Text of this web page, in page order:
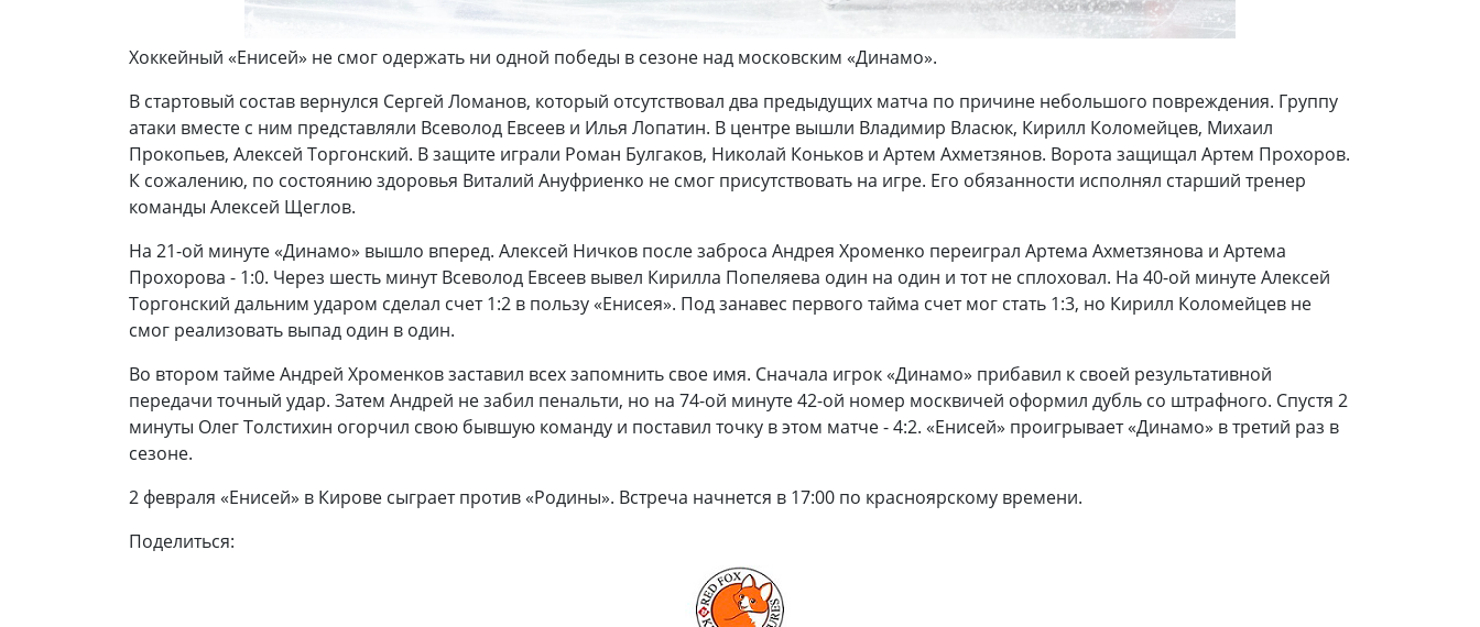
Хоккейный «Енисей» не смог одержать ни одной победы в сезоне над московским «Динамо».
В стартовый состав вернулся Сергей Ломанов, который отсутствовал два предыдущих матча по причине небольшого повреждения. Группу
атаки вместе с ним представляли Всеволод Евсеев и Илья Лопатин. В центре вышли Владимир Власюк, Кирилл Коломейцев, Михаил
Прокопьев, Алексей Торгонский. В защите играли Роман Булгаков, Николай Коньков и Артем Ахметзянов. Ворота защищал Артем Прохоров.
К сожалению, по состоянию здоровья Виталий Ануфриенко не смог присутствовать на игре. Его обязанности исполнял старший тренер
команды Алексей Щеглов.
На 21-ой минуте «Динамо» вышло вперед. Алексей Ничков после заброса Андрея Хроменко переиграл Артема Ахметзянова и Артема
Прохорова - 1:0. Через шесть минут Всеволод Евсеев вывел Кирилла Попеляева один на один и тот не сплоховал. На 40-ой минуте Алексей
Торгонский дальним ударом сделал счет 1:2 в пользу «Енисея». Под занавес первого тайма счет мог стать 1:3, но Кирилл Коломейцев не
смог реализовать выпад один в один.
Во втором тайме Андрей Хроменков заставил всех запомнить свое имя. Сначала игрок «Динамо» прибавил к своей результативной
передачи точный удар. Затем Андрей не забил пенальти, но на 74-ой минуте 42-ой номер москвичей оформил дубль со штрафного. Спустя 2
минуты Олег Толстихин огорчил свою бывшую команду и поставил точку в этом матче - 4:2. «Енисей» проигрывает «Динамо» в третий раз в
сезоне.
2 февраля «Енисей» в Кирове сыграет против «Родины». Встреча начнется в 17:00 по красноярскому времени.
Поделиться: